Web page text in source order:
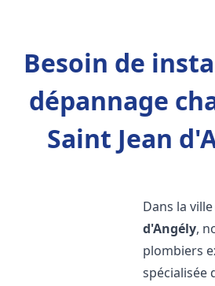
Besoin de
dépannage
Saint Jean
Dans la
d'Angély,
plombiers
spécialisée